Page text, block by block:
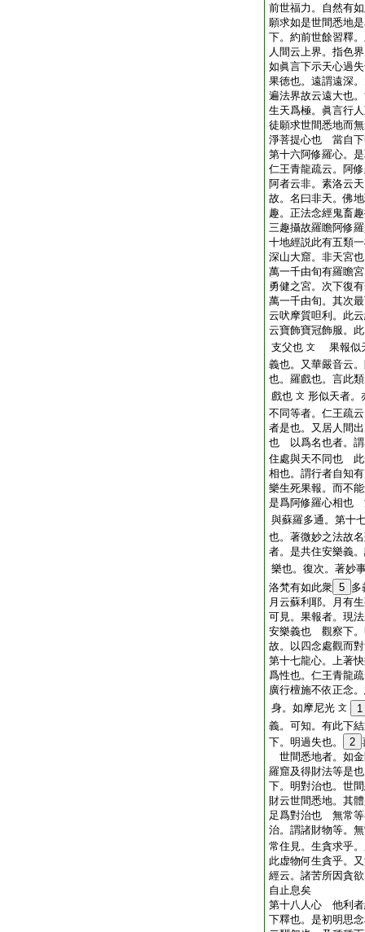
前世福力。自然有
願求如是世間悉地
下。約前世餘習釋
人間云上界。指色
如眞言下示天心過
果徳也。遠謂遠深
遍法界故云遠大也
生天爲極。眞言行
徒願求世間悉地而
淨菩提心也 當自下
第十六阿修羅心。
仁王青龍疏云。阿
阿者云非。素洛云
故。名曰非天。佛
趣。正法念經鬼畜
三趣攝故羅瞻阿修
十地經説此有五類
深山大窟。非天宮
萬一千由旬有羅瞻
勇健之宮。次下復
萬一千由旬。其次
云吠摩質呾利。此
云寶飾寶冠飾服。
支父也 文
果報似
義也。又華嚴音云
也。羅戲也。言此
戲也 文 形似天者
不同等者。仁王疏
者是也。又居人間
也 以爲名也者。謂
住處與天不同也 此
相也。謂行者自知
樂生死果報。而不
是爲阿修羅心相也
與蘇羅多通。第十
也。著微妙之法故
者。是共住安樂義
樂也。復次。著妙
洛梵有如此衆 5 多
月云蘇利耶。月有
可見。果報者。現
安樂義也 觀察下。
故。以四念處觀而
第十七龍心。上著
爲性也。仁王青龍
廣行檀施不依正念
身。如摩尼光 文
1
義。可知。有此下
下。明過失也。
2
世間悉地者。如
羅窟及得財法等是
下。明對治也。世
財云世間悉地。其
足爲對治也 無常等
治。謂諸財物等。
常住見。生貪求乎
此虚物何生貪乎。
經云。諸苦所因貪
自止息矣
第十八人心 他利
下釋也。是初明思